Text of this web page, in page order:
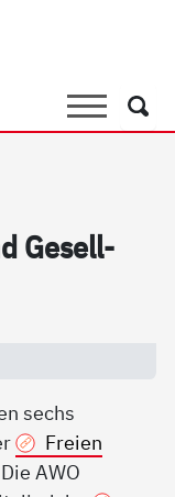
SucheSuche
Ge­sell­
sechs
Freien
AWO